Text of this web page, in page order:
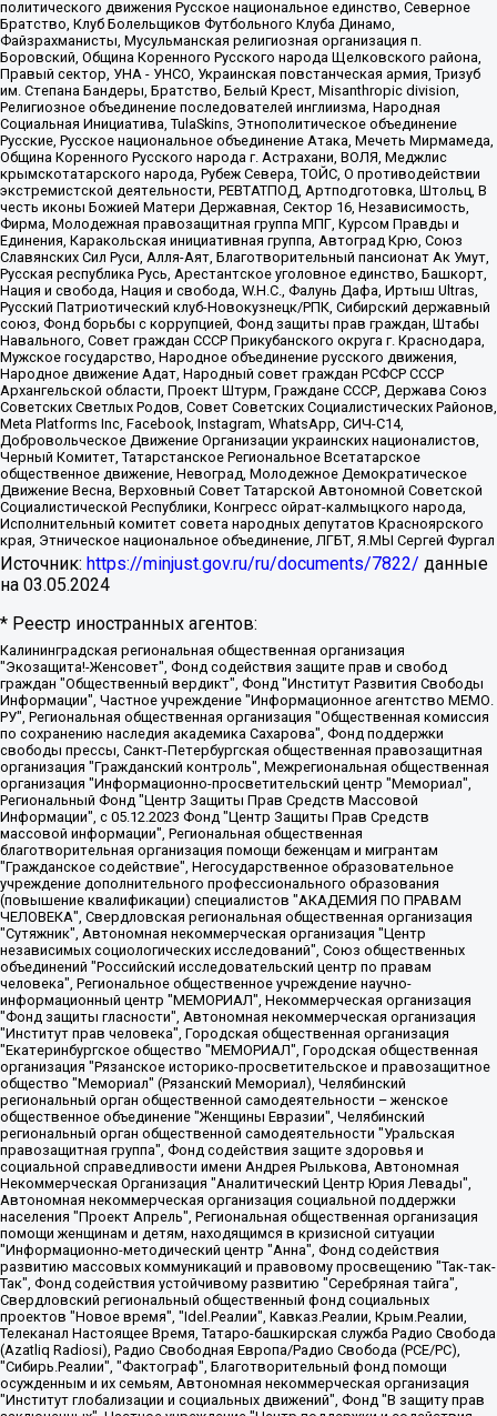
политического движения Русское национальное единство, Северное
Братство, Клуб Болельщиков Футбольного Клуба Динамо,
Файзрахманисты, Мусульманская религиозная организация п.
Боровский, Община Коренного Русского народа Щелковского района,
Правый сектор, УНА - УНСО, Украинская повстанческая армия, Тризуб
им. Степана Бандеры, Братство, Белый Крест, Misanthropic division,
Религиозное объединение последователей инглиизма, Народная
Социальная Инициатива, TulaSkins, Этнополитическое объединение
Русские, Русское национальное объединение Атака, Мечеть Мирмамеда,
Община Коренного Русского народа г. Астрахани, ВОЛЯ, Меджлис
крымскотатарского народа, Рубеж Севера, ТОЙС, О противодействии
экстремистской деятельности, РЕВТАТПОД, Артподготовка, Штольц, В
честь иконы Божией Матери Державная, Сектор 16, Независимость,
Фирма, Молодежная правозащитная группа МПГ, Курсом Правды и
Единения, Каракольская инициативная группа, Автоград Крю, Союз
Славянских Сил Руси, Алля-Аят, Благотворительный пансионат Ак Умут,
Русская республика Русь, Арестантское уголовное единство, Башкорт,
Нация и свобода, Нация и свобода, W.H.С., Фалунь Дафа, Иртыш Ultras,
Русский Патриотический клуб-Новокузнецк/РПК, Сибирский державный
союз, Фонд борьбы с коррупцией, Фонд защиты прав граждан, Штабы
Навального, Совет граждан СССР Прикубанского округа г. Краснодара,
Мужское государство, Народное объединение русского движения,
Народное движение Адат, Народный совет граждан РСФСР СССР
Архангельской области, Проект Штурм, Граждане СССР, Держава Союз
Советских Светлых Родов, Совет Советских Социалистических Районов,
Meta Platforms Inc, Facebook, Instagram, WhatsApp, СИЧ-С14,
Добровольческое Движение Организации украинских националистов,
Черный Комитет, Татарстанское Региональное Всетатарское
общественное движение, Невоград, Молодежное Демократическое
Движение Весна, Верховный Совет Татарской Автономной Советской
Социалистической Республики, Конгресс ойрат-калмыцкого народа,
Исполнительный комитет совета народных депутатов Красноярского
края, Этническое национальное объединение, ЛГБТ, Я.МЫ Сергей Фургал
Источник: https://minjust.gov.ru/ru/documents/7822/ данные
на 03.05.2024
* Реестр иностранных агентов:
Калининградская региональная общественная организация "Экозащита!-Женсовет", Фонд содействия защите прав и свобод граждан "Общественный вердикт", Фонд "Институт Развития Свободы Информации", Частное учреждение "Информационное агентство МЕМО. РУ", Региональная общественная организация "Общественная комиссия по сохранению наследия академика Сахарова", Фонд поддержки свободы прессы, Санкт-Петербургская общественная правозащитная организация "Гражданский контроль", Межрегиональная общественная организация "Информационно-просветительский центр "Мемориал", Региональный Фонд "Центр Защиты Прав Средств Массовой Информации", с 05.12.2023 Фонд "Центр Защиты Прав Средств массовой информации", Региональная общественная благотворительная организация помощи беженцам и мигрантам "Гражданское содействие", Негосударственное образовательное учреждение дополнительного профессионального образования (повышение квалификации) специалистов "АКАДЕМИЯ ПО ПРАВАМ ЧЕЛОВЕКА", Свердловская региональная общественная организация "Сутяжник", Автономная некоммерческая организация "Центр независимых социологических исследований", Союз общественных объединений "Российский исследовательский центр по правам человека", Региональное общественное учреждение научно-информационный центр "МЕМОРИАЛ", Некоммерческая организация "Фонд защиты гласности", Автономная некоммерческая организация "Институт прав человека", Городская общественная организация "Екатеринбургское общество "МЕМОРИАЛ", Городская общественная организация "Рязанское историко-просветительское и правозащитное общество "Мемориал" (Рязанский Мемориал), Челябинский региональный орган общественной самодеятельности – женское общественное объединение "Женщины Евразии", Челябинский региональный орган общественной самодеятельности "Уральская правозащитная группа", Фонд содействия защите здоровья и социальной справедливости имени Андрея Рылькова, Автономная Некоммерческая Организация "Аналитический Центр Юрия Левады", Автономная некоммерческая организация социальной поддержки населения "Проект Апрель", Региональная общественная организация помощи женщинам и детям, находящимся в кризисной ситуации "Информационно-методический центр "Анна", Фонд содействия развитию массовых коммуникаций и правовому просвещению "Так-так-Так", Фонд содействия устойчивому развитию "Серебряная тайга", Свердловский региональный общественный фонд социальных проектов "Новое время", "Idel.Реалии", Кавказ.Реалии, Крым.Реалии, Телеканал Настоящее Время, Татаро-башкирская служба Радио Свобода (Azatliq Radiosi), Радио Свободная Европа/Радио Свобода (PCE/PC), "Сибирь.Реалии", "Фактограф", Благотворительный фонд помощи осужденным и их семьям, Автономная некоммерческая организация "Институт глобализации и социальных движений", Фонд "В защиту прав заключенных", Частное учреждение "Центр поддержки и содействия развитию средств массовой информации", Пензенский региональный общественный благотворительный фонд "Гражданский союз", "Север.Реалии", Некоммерческая организация Фонд "Правовая инициатива", Общество с ограниченной ответственностью "Радио Свободная Европа/Радио Свобода", Чешское информационное агентство "MEDIUM-ORIENT", Красноярская региональная общественная организация "Мы против СПИДа", Камалягин Денис Николаевич, Маркелов Сергей Евгеньевич, Пономарев Лев Александрович, Савицкая Людмила Алексеевна, Автономная некоммерческая организация "Центр по работе с проблемой насилия "НАСИЛИЮ.НЕТ", Межрегиональный профессиональный союз работников здравоохранения "Альянс врачей", Юридическое лицо, зарегистрированное в Латвийской Республике, SIA "Medusa Project" (регистрационный номер 40103797863, дата регистрации 10.06.2014), Некоммерческая организация "Фонд по борьбе с коррупцией", Автономная некоммерческая организация "Институт права и публичной политики", Баданин Роман Сергеевич, Гликин Максим Александрович, Железнова Мария Михайловна, Лукьянова Юлия Сергеевна, Маетная Елизавета Витальевна, Маняхин Петр Борисович, Чуракова Ольга Владимировна, Ярош Юлия Петровна, Юридическое лицо "The Insider SIA", зарегистрированное в Риге, Латвийская Республика (дата регистрации 26.06.2015), являющееся администратором доменного имени интернет-издания "The Insider SIA", https://theins.ru, Постернак Алексей Евгеньевич, Рубин Михаил Аркадьевич, Анин Роман Александрович, Юридическое лицо Istories fonds, зарегистрированное в Латвийской Республике (регистрационный номер 50008295751, дата регистрации 24.02.2020), Великовский Дмитрий Александрович, Долинина Ирина Николаевна, Мароховская Алеся Алексеевна, Шлейнов Роман Юрьевич, Шмагун Олеся Валентиновна, Общество с ограниченной ответственностью "Альтаир 2021", Общество с ограниченной ответственностью "Вега 2021", Общество с ограниченной ответственностью "Главный редактор 2021", Общество с ограниченной ответственностью "Ромашки монолит", Важенков Артем Валерьевич, Ивановская областная общественная организация "Центр гендерных исследований", Гурман Юрий Альбертович, Медиапроект "ОВД-Инфо", Егоров Владимир Владимирович, Жилинский Владимир Александрович, Общество с ограниченной ответственностью "ЗП", Иванова София Юрьевна, Карезина Инна Павловна, Кильтау Екатерина Викторовна, Петров Алексей Викторович, Пискунов Сергей Евгеньевич, Смирнов Сергей Сергеевич, Тихонов Михаил Сергеевич, Общество с ограниченной ответственностью "ЖУРНАЛИСТ-ИНОСТРАННЫЙ АГЕНТ", Арапова Галина Юрьевна, Вольтская Татьяна Анатольевна, Американская компания "Mason G.E.S. Anonymous Foundation" (США), являющаяся владельцем интернет-издания https://mnews.world/, Компания "Stichting Bellingcat", зарегистрированная в Нидерландах (дата регистрации 11.07.2018), Захаров Андрей Вячеславович, Клепиковская Екатерина Дмитриевна, Общество с ограниченной ответственностью "МЕМО", Перл Роман Александрович, Симонов Евгений Алексеевич, Соловьева Елена Анатольевна, Сотников Даниил Владимирович, Сурначева Елизавета Дмитриевна, Автономная некоммерческая организация по защите прав человека и информированию населения "Якутия – Наше Мнение", Общество с ограниченной ответственностью "Москоу диджитал медиа", с 26.01.2023 Общество с ограниченной ответственностью "Чайка Белые сады", Ветошкина Валерия Валерьевна, Заговора Максим Александрович, Межрегиональное общественное движение "Российская ЛГБТ - сеть", Оленичев Максим Владимирович, Павлов Иван Юрьевич, Скворцова Елена Сергеевна, Общество с ограниченной ответственностью "Как бы инагент", Кочетков Игорь Викторович, Общество с ограниченной ответственностью "Честные выборы", Еланчик Олег Александрович, Общество с ограниченной ответственностью "Нобелевский призыв", Гималова Регина Эмилевна, Григорьев Андрей Валерьевич, Григорьева Алина Александровна, Ассоциация по содействию защите прав призывников, альтернативнослужащих и военнослужащих "Правозащитная группа "Гражданин.Армия.Право", Хисамова Регина Фаритовна, Автономная некоммерческая организация по реализации социально-правовых программ "Лилит", Дальневосточное общественное движение "Маяк", Санкт-Петербургская ЛГБТ-инициативная группа "Выход", Инициативная группа ЛГБТ+ "Реверс", Алексеев Андрей Викторович, Бекбулатова Таисия Львовна, Беляев Иван Михайлович, Владыкина Елена Сергеевна, Гельман Марат Александрович, Никульшина Вероника Юрьевна, Толоконникова Надежда Андреевна, Шендерович Виктор Анатольевич, Общество с ограниченной ответственностью "Данное сообщение", Общество с ограниченной ответственностью Издательский дом "Новая глава", Айнбиндер Александра Александровна, Московский комьюнити-центр для ЛГБТ+инициатив, Благотворительный фонд развития филантропии, Deutsche Welle (Германия, Kurt-Schumacher-Strasse 3, 53113 Bonn), Борзунова Мария Михайловна, Воробьев Виктор Викторович, Голубева Анна Львовна, Константинова Алла Михайловна, Малкова Ирина Владимировна, Мурадов Мурад Абдулгалимович, Осетинская Елизавета Николаевна, Понасенков Евгений Николаевич, Ганапольский Матвей Юрьевич, Киселев Евгений Алексеевич, Борухович Ирина Григорьевна, Дремин Иван Тимофеевич, Дубровский Дмитрий Викторович, Красноярская региональная общественная организация поддержки и развития альтернативных образовательных технологий и межкультурных коммуникаций "ИНТЕРРА", Маяковская Екатерина Алексеевна, Фейгин Марк Захарович, Филимонов Андрей Викторович, Дзугкоева Регина Николаевна, Доброхотов Роман Александрович, Дудь Юрий Александрович, Елкин Сергей Владимирович, Кругликов Кирилл Игоревич, Сабунаева Мария Леонидовна, Семенов Алексей Владимирович, Шаинян Карен Багратович, Шульман Екатерина Михайловна, Асафьев Артур Валерьевич, Вахштайн Виктор Семенович, Венедиктов Алексей Алексеевич, Лушникова Екатерина Евгеньевна, Волков Леонид Михайлович, Невзоров Александр Глебович, Пархоменко Сергей Борисович, Сироткин Ярослав Николаевич, Кара-Мурза Владимир Владимирович, Баранова Наталья Владимировна, Гозман Леонид Яковлевич, Кагарлицкий Борис Юльевич, Климарев Михаил Валерьевич, Милов Владимир Станиславович, Автономная некоммерческая организация Краснодарский центр современного искусства "Типография", Моргенштерн Алишер Тагирович, Соболь Любовь Эдуардовна, Общество с ограниченной ответственностью "ЛИЗА НОРМ", Каспаров Гарри Кимович, Ходорковский Михаил Борисович, Общество с ограниченной ответственностью "Апрельские тезисы", Данилович Ирина Брониславовна, Кашин Олег Владимирович, Петров Николай Владимирович, Пивоваров Алексей Владимирович, Соколов Михаил Владимирович, Цветкова Юлия Владимировна, Чичваркин Евгений Александрович, Комитет против пыток/Команда против пыток, Общество с ограниченной ответственностью "Первый научный", Общество с ограниченной ответственностью "Вертолет и ко", Белоцерковская Вероника Борисовна, Кац Максим Евгеньевич, Лазарева Татьяна Юрьевна, Шаведдинов Руслан Табризович, Яшин Илья Валерьевич, Общество с ограниченной ответственностью "Иноагент ААВ", Алешковский Дмитрий Петрович, Альбац Евгения Марковна, Быков Дмитрий Львович, Галямина Юлия Евгеньевна, Лойко Сергей Леонидович, Мартынов Кирилл Константинович, Медведев Сергей Александрович, Крашенинников Федор Геннадиевич, Гордеева Катерина Вл